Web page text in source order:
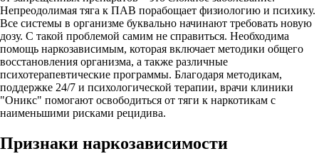
Непреодолимая тяга к ПАВ порабощает физиологию и психику.
Все системы в организме буквально начинают требовать новую
дозу. С такой проблемой самим не справиться. Необходима
помощь наркозависимым, которая включает методики общего
восстановления организма, а также различные
психотерапевтические программы. Благодаря методикам,
поддержке 24/7 и психологической терапии, врачи клиники
"Оникс" помогают освободиться от тяги к наркотикам с
наименьшими рисками рецидива.
Признаки наркозависимости